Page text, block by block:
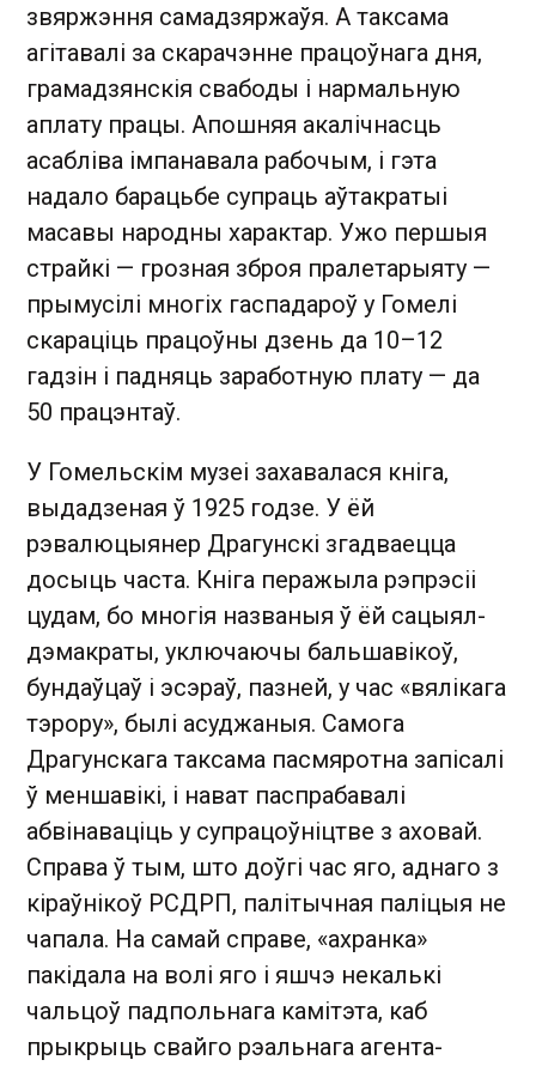
звяржэння самадзяржаўя. А таксама
агітавалі за скарачэнне працоўнага дня,
грамадзянскія свабоды і нармальную
аплату працы. Апошняя акалічнасць
асабліва імпанавала рабочым, і гэта
надало барацьбе супраць аўтакратыі
масавы народны характар. Ужо першыя
страйкі — грозная зброя пралетарыяту —
прымусілі многіх гаспадароў у Гомелі
скараціць працоўны дзень да 10–12
гадзін і падняць заработную плату — да
50 працэнтаў.
У Гомельскім музеі захавалася кніга,
выдадзеная ў 1925 годзе. У ёй
рэвалюцыянер Драгунскі згадваецца
досыць часта. Кніга перажыла рэпрэсіі
цудам, бо многія названыя ў ёй сацыял-
дэмакраты, уключаючы бальшавікоў,
бундаўцаў і эсэраў, пазней, у час «вялікага
тэрору», былі асуджаныя. Самога
Драгунскага таксама пасмяротна запісалі
ў меншавікі, і нават паспрабавалі
абвінаваціць у супрацоўніцтве з аховай.
Справа ў тым, што доўгі час яго, аднаго з
кіраўнікоў РСДРП, палітычная паліцыя не
чапала. На самай справе, «ахранка»
пакідала на волі яго і яшчэ некалькі
чальцоў падпольнага камітэта, каб
прыкрыць свайго рэальнага агента-